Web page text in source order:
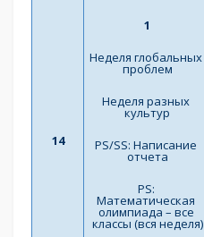
14
1
Неделя глобальных
проблем
Неделя разных
культур
PS/SS: Написание
отчета
PS:
Математическая
олимпиада – все
классы (вся неделя)